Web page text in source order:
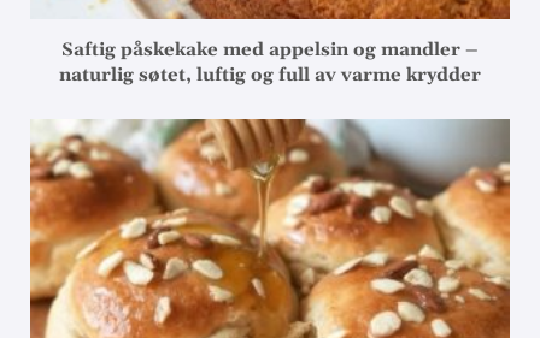
Saftig påskekake med appelsin og mandler –
naturlig søtet, luftig og full av varme krydder